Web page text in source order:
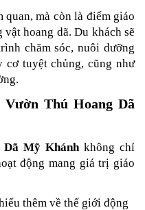
mà còn là điểm giáo
hoang dã. Du khách sẽ
chăm sóc, nuôi dưỡng
cơ tuyệt chủng, cũng như
Thú Hoang Dã
Dã Mỹ Khánh không chỉ
động mang giá trị giáo
thêm về thế giới động